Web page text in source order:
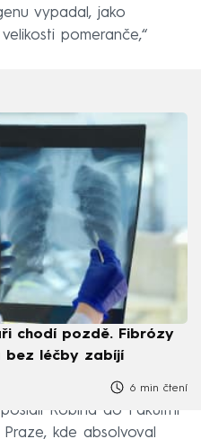
vypadal, jako
pomeranče,“
chodí pozdě. Fibrózy
bez léčby zabíjí
6 min čtení
Robina do Fakultní
kde absolvoval